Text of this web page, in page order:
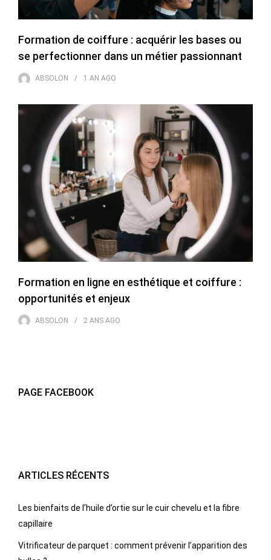
Formation de coiffure : acquérir les bases ou
se perfectionner dans un métier passionnant
ABSOLON 1 AN AGO
Formation en ligne en esthétique et coiffure :
opportunités et enjeux
ABSOLON 2 ANS AGO
PAGE FACEBOOK
ARTICLES RÉCENTS
Les bienfaits de l’huile d’ortie sur le cuir chevelu et la fibre
capillaire
Vitrificateur de parquet : comment prévenir l’apparition des